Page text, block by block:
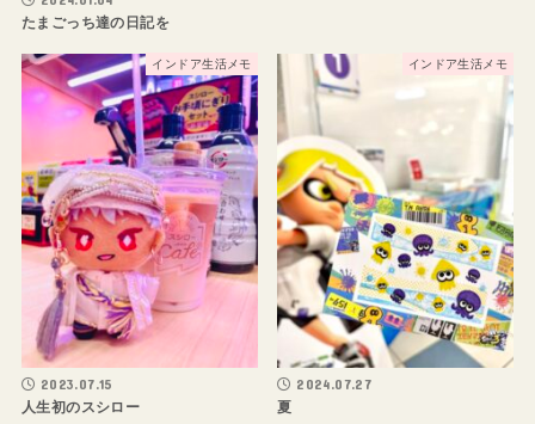
たまごっち達の日記を
インドア生活メモ
2023.07.15
人生初のスシロー
インドア生活メモ
2024.07.27
夏